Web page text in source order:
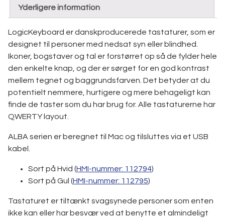
Yderligere information
LogicKeyboard er danskproducerede tastaturer, som er
designet til personer med nedsat syn eller blindhed.
Ikoner, bogstaver og tal er forstørret op så de fylder hele
den enkelte knap, og der er sørget for en god kontrast
mellem tegnet og baggrundsfarven. Det betyder at du
potentielt nemmere, hurtigere og mere behageligt kan
finde de taster som du har brug for. Alle tastaturerne har
QWERTY layout.
ALBA serien er beregnet til Mac og tilsluttes via et USB
kabel.
Sort på Hvid (HMI-nummer: 112794)
Sort på Gul (HMI-nummer: 112795)
Tastaturet er tiltænkt svagsynede personer som enten
ikke kan eller har besvær ved at benytte et almindeligt